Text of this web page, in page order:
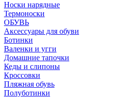
Носки нарядные
Термоноски
ОБУВЬ
Аксессуары для обуви
Ботинки
Валенки и угги
Домашние тапочки
Кеды и слипоны
Кроссовки
Пляжная обувь
Полуботинки